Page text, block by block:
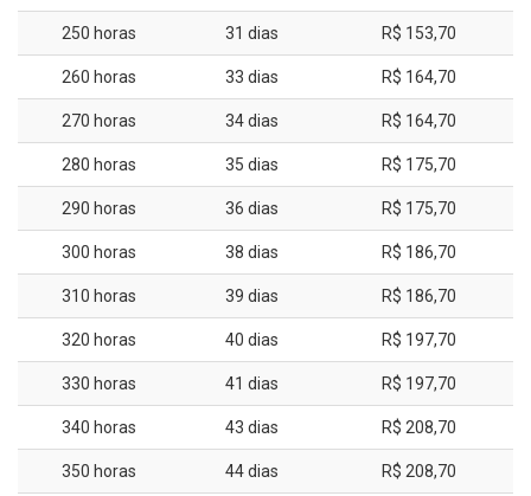
250 horas 31 dias R$ 153,70
260 horas 33 dias R$ 164,70
270 horas 34 dias R$ 164,70
280 horas 35 dias R$ 175,70
290 horas 36 dias R$ 175,70
300 horas 38 dias R$ 186,70
310 horas 39 dias R$ 186,70
320 horas 40 dias R$ 197,70
330 horas 41 dias R$ 197,70
340 horas 43 dias R$ 208,70
350 horas 44 dias R$ 208,70